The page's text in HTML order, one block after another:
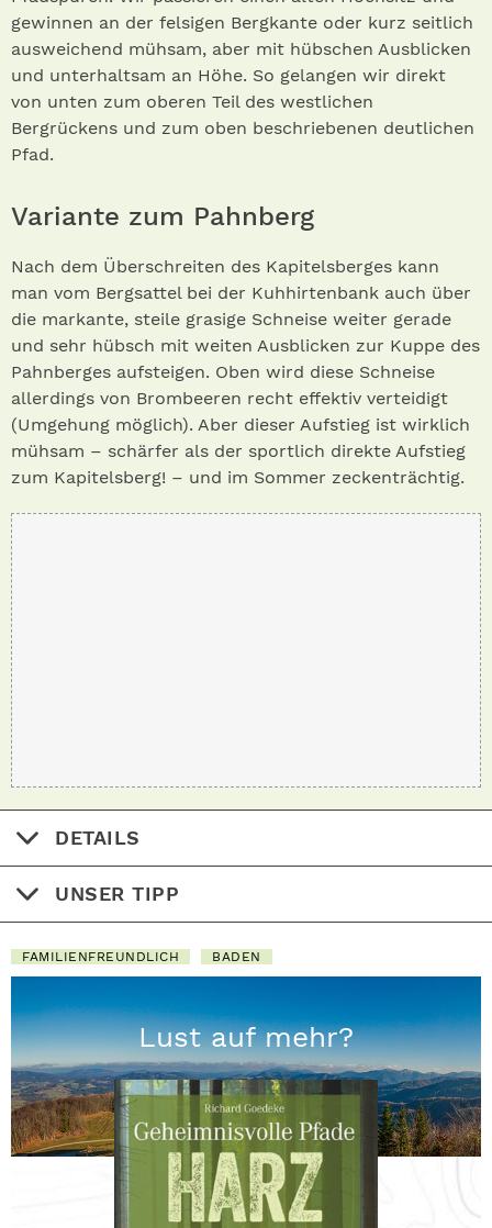
gewinnen an der felsigen Bergkante oder kurz seitlich
ausweichend mühsam, aber mit hübschen Ausblicken
und unterhaltsam an Höhe. So gelangen wir direkt
von unten zum oberen Teil des westlichen
Bergrückens und zum oben beschriebenen deutlichen
Pfad.
Variante zum Pahnberg
Nach dem Überschreiten des Kapitelsberges kann
man vom Bergsattel bei der Kuhhirtenbank auch über
die markante, steile grasige Schneise weiter gerade
und sehr hübsch mit weiten Ausblicken zur Kuppe des
Pahnberges aufsteigen. Oben wird diese Schneise
allerdings von Brombeeren recht effektiv verteidigt
(Umgehung möglich). Aber dieser Aufstieg ist wirklich
mühsam – schärfer als der sportlich direkte Aufstieg
zum Kapitelsberg! – und im Sommer zeckenträchtig.
DETAILS
UNSER TIPP
FAMILIENFREUNDLICH BADEN
Lust auf mehr?